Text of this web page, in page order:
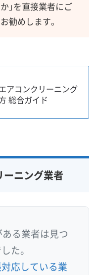
」を直接業者にご
勧めします。
アコンクリーニング
総合ガイド
ニング業者
る業者は見つ
た。
応している業